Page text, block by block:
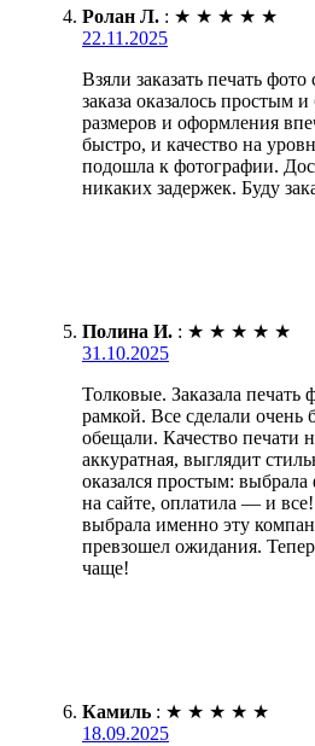
Ролан Л. : ★ ★ ★ ★ ★
22.11.2025
Взяли заказать печать
заказа оказалось простым
размеров и оформления
быстро, и качество на
подошла к фотографии.
никаких задержек. Буду
Полина И. : ★ ★ ★ ★ ★
31.10.2025
Толковые. Заказала печать
рамкой. Все сделали очень
обещали. Качество печати
аккуратная, выглядит
оказался простым:
на сайте, оплатила — и
выбрала именно эту
превзошел ожидания.
чаще!
Камиль : ★ ★ ★ ★ ★
18.09.2025